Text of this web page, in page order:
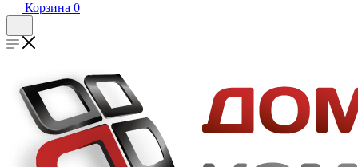
Корзина 0